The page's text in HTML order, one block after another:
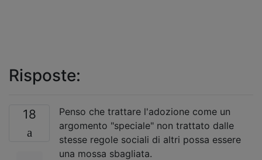
Risposte:
18
Penso che trattare l'adozione come un
argomento "speciale" non trattato dalle
stesse regole sociali di altri possa essere
una mossa sbagliata.